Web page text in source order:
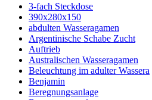
3-fach Steckdose
390x280x150
abdulten Wasseragamen
Argentinische Schabe Zucht
Auftrieb
Australischen Wasseragamen
Beleuchtung im adulter Wassera
Benjamin
Beregnungsanlage